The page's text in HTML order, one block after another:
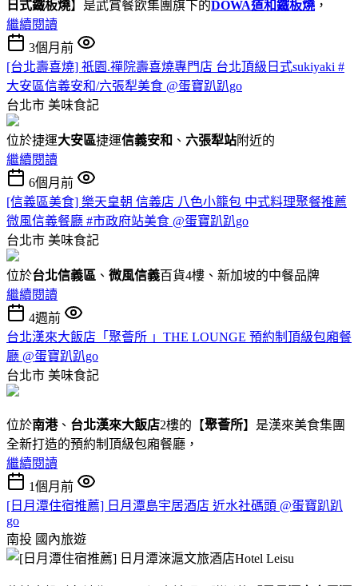
日式鐵板燒】是武賞餐飲集團旗下的DOWA道和鐵板燒 ，
繼續閱讀
3個月前
[台北壽喜燒] 祇園.禪院壽喜燒專門店 台北頂級日式sukiyaki #
大安區信義安和/六張犁美食 @蛋寶趴趴go
台北市 美味食記
位於捷運大安區捷運信義安和 、 六張犁站附近的
繼續閱讀
6個月前
[信義區美食] 樂天皇朝 信義店 八色小籠包 中式料理聚餐推薦
微風信義餐廳 #市政府站美食 @蛋寶趴趴go
台北市 美味食記
位於台北信義區 、 微風信義百貨4樓、新加坡的中餐品牌
繼續閱讀
4週前
台北漢來大飯店「聚薈所 」THE LOUNGE 預約制頂級包廂餐
廳 @蛋寶趴趴go
台北市 美味食記
位於南港、 台北漢來大飯店2樓的【聚薈所】是漢來美食集團
全新打造的預約制頂級包廂餐廳，
繼續閱讀
1個月前
[日月潭住宿推薦] 日月潭島宇居酒店 近水社碼頭 @蛋寶趴趴
go
南投 國內旅遊